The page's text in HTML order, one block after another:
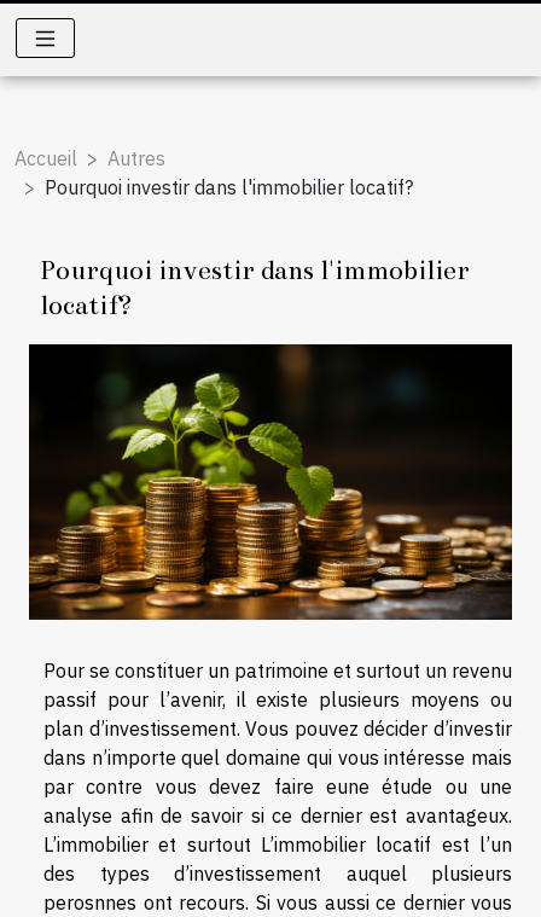
Accueil
Autres
Pourquoi investir dans l'immobilier locatif?
Pourquoi investir dans l'immobilier
locatif?
Pour se constituer un patrimoine et surtout un revenu
passif pour l’avenir, il existe plusieurs moyens ou
plan d’investissement. Vous pouvez décider d’investir
dans n’importe quel domaine qui vous intéresse mais
par contre vous devez faire eune étude ou une
analyse afin de savoir si ce dernier est avantageux.
L’immobilier et surtout L’immobilier locatif est l’un
des types d’investissement auquel plusieurs
perosnnes ont recours. Si vous aussi ce dernier vous